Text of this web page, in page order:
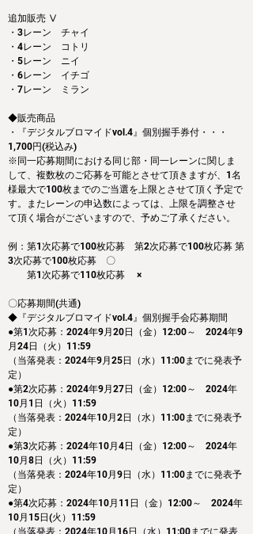
追加販売 Ⅴ
・3レーン　チャイ
・4レーン　コトリ
・5レーン　ニイ
・6レーン　イチゴ
・7レーン　ミラン
◆販売商品
・『デジタルブロマイドvol.4』個別握手券付・・・
1,700円(税込み)
※同一応募期間における同じ部・同一レーンに関しま
して、複数枚のご応募を可能とさせて頂きますが、1名
様最大で100枚までのご当選を上限とさせて頂く予定で
す。またレーンの申込数によっては、上限を調整させ
て頂く場合がございますので、予めご了承ください。
例：第1次応募で100枚応募　第2次応募で100枚応募 第
3次応募で100枚応募　〇
第1次応募で110枚応募　 ×
〇応募期間(共通)
◆『デジタルブロマイドvol.4』個別握手会応募期間
●第1次応募：2024年9月20日（金）12:00～　2024年9
月24日（火）11:59
（当落発表：2024年9月25日（水）11:00までに発表予
定）
●第2次応募：2024年9月27日（金）12:00～　2024年
10月1日（火）11:59
（当落発表：2024年10月2日（水）11:00までに発表予
定）
●第3次応募：2024年10月4日（金）12:00～　2024年
10月8日（火）11:59
（当落発表：2024年10月9日（水）11:00までに発表予
定）
●第4次応募：2024年10月11日（金）12:00～　2024年
10月15日(火）11:59
（当落発表：2024年10月16日（水）11:00までに発表